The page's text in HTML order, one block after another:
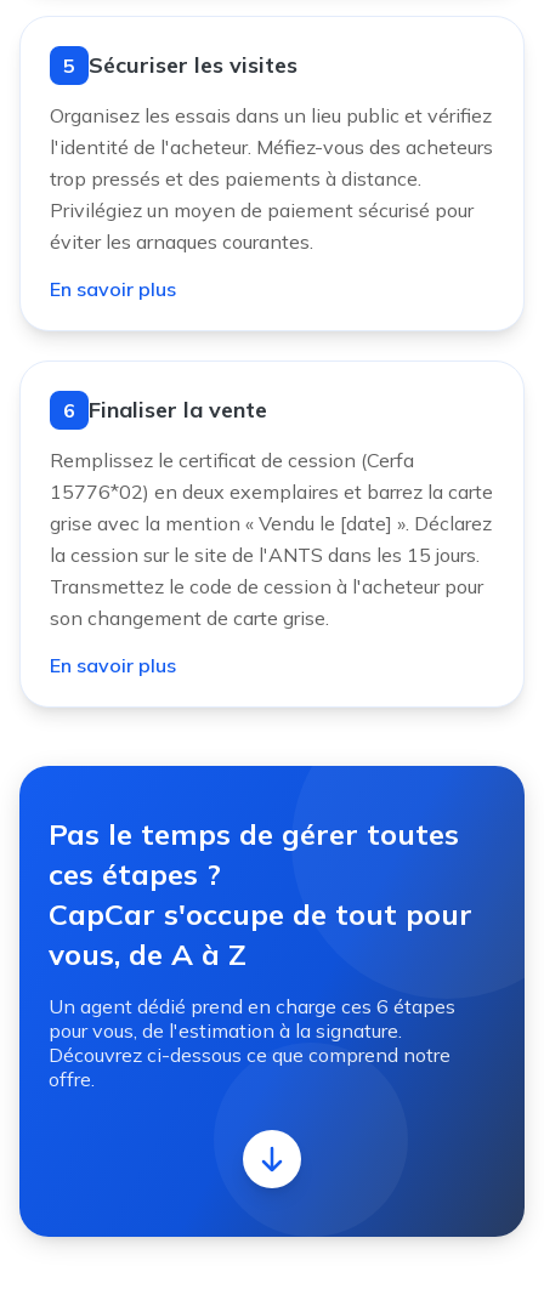
5 Sécuriser les visites
Organisez les essais dans un lieu public et vérifiez
l'identité de l'acheteur. Méfiez-vous des acheteurs
trop pressés et des paiements à distance.
Privilégiez un moyen de paiement sécurisé pour
éviter les arnaques courantes.
En savoir plus
6 Finaliser la vente
Remplissez le certificat de cession (Cerfa
15776*02) en deux exemplaires et barrez la carte
grise avec la mention « Vendu le [date] ». Déclarez
la cession sur le site de l'ANTS dans les 15 jours.
Transmettez le code de cession à l'acheteur pour
son changement de carte grise.
En savoir plus
Pas le temps de gérer toutes
ces étapes ?
CapCar s'occupe de tout pour
vous, de A à Z
Un agent dédié prend en charge ces 6 étapes
pour vous, de l'estimation à la signature.
Découvrez ci-dessous ce que comprend notre
offre.